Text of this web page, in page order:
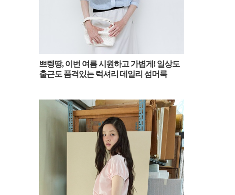
쁘렝땅, 이번 여름 시원하고 가볍게! 일상도
출근도 품격있는 럭셔리 데일리 섬머룩